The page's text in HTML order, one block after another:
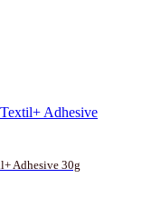
Adhesive 30g